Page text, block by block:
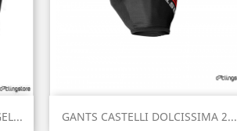
GANTS CASTELLI DOLCISSIMA 2...
Aperçu rapide